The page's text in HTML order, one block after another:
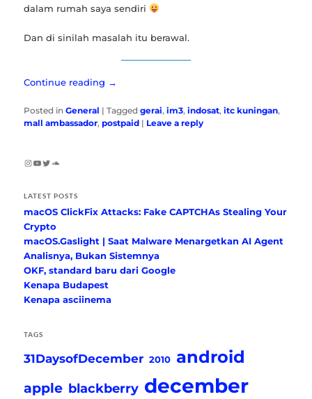
dalam rumah saya sendiri
Dan di sinilah masalah itu berawal.
Continue reading →
Posted in General |Tagged gerai,im3,indosat,itc kuningan,
mall ambassador,postpaid | Leave a reply
Instagram
YouTube
Twitter
SoundCloud
LATEST POSTS
macOS ClickFix Attacks: Fake CAPTCHAs Stealing Your
Crypto
macOS.Gaslight | Saat Malware Menargetkan AI Agent
Analisnya, Bukan Sistemnya
OKF, standard baru dari Google
Kenapa Budapest
Kenapa asciinema
TAGS
31DaysofDecember 2010 android
apple blackberry december